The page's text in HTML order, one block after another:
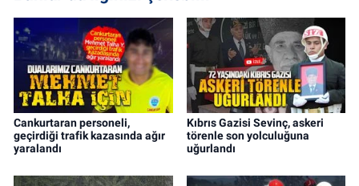
Cankurtaran personeli,
geçirdiği trafik kazasında ağır
yaralandı
Kıbrıs Gazisi Sevinç, askeri
törenle son yolculuğuna
uğurlandı